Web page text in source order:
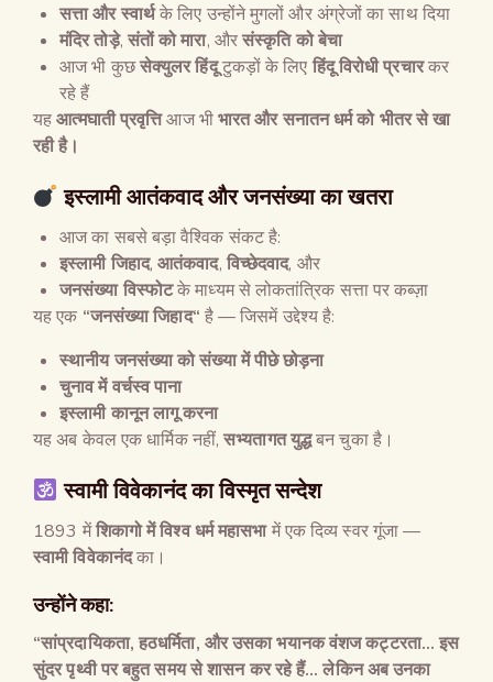
सत्ता और स्वार्थके लिए उन्होंने मुगलों और अंग्रेजों का साथ दिया
मंदिर तोड़े, संतों को मारा, औरसंस्कृति को बेचा
आज भी कुछसेक्युलर हिंदूटुकड़ों के लिए हिंदू विरोधी प्रचारकर
रहे हैं
यहआत्मघाती प्रवृत्तिआज भीभारत और सनातन धर्म को भीतर से खा
रही है।
इस्लामी आतंकवाद और जनसंख्या का खतरा
आज का सबसे बड़ा वैश्विक संकट है:
इस्लामी जिहाद,आतंकवाद, विच्छेदवाद, और
जनसंख्या विस्फोटके माध्यम से लोकतांत्रिक सत्ता पर कब्ज़ा
यह एक “जनसंख्या जिहाद“ है — जिसमें उद्देश्य है:
स्थानीय जनसंख्या को संख्या में पीछे छोड़ना
चुनाव में वर्चस्व पाना
इस्लामी कानून लागू करना
यह अब केवल एक धार्मिक नहीं,सभ्यतागत युद्धबन चुका है।
स्वामी विवेकानंद का विस्मृत सन्देश
1893 मेंशिकागो में विश्व धर्म महासभामें एक दिव्य स्वर गूंजा —
स्वामी विवेकानंदका।
उन्होंने कहा:
“सांप्रदायिकता,हठधर्मिता, और उसका भयानक वंशज कट्टरता…इस
सुंदर पृथ्वी पर बहुत समय से शासन कर रहे हैं…लेकिन अब उनका